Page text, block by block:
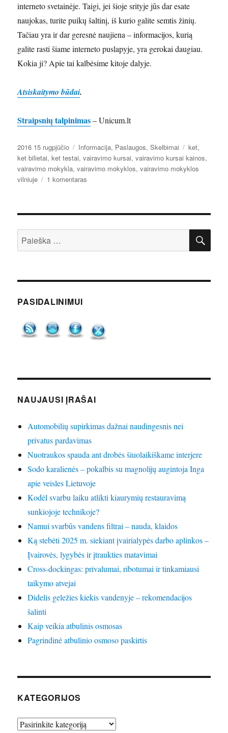
interneto svetainėje. Taigi, jei šioje srityje jūs dar esate
naujokas, turite puikų šaltinį, iš kurio galite semtis žinių.
Tačiau yra ir dar geresnė naujiena – informacijos, kurią
galite rasti šiame interneto puslapyje, yra gerokai daugiau.
Kokia ji? Apie tai kalbėsime kitoje dalyje.
Atsiskaitymo būdai.
Straipsnių talpinimas– Unicum.lt
Paskelbta
2016 15 rugpjūčio Kategorijos
Informacija, Paslaugos,Skelbimai Žymos
ket,
ket bilietai,ket testai,vairavimo kursai,vairavimo kursai kainos,
vairavimo mokykla,vairavimo mokyklos,vairavimo mokyklos
vilniuje
1 komentaras
apie
mokyklą
Ieškoti:
PASIDALINIMUI
NAUJAUSI ĮRAŠAI
Automobilių supirkimas dažnai naudingesnis nei
privatus pardavimas
Nuotraukos spauda ant drobės šiuolaikiškame interjere
Sodo karalienės – pokalbis su magnolijų augintoja Inga
apie veisles Lietuvoje
Kodėl svarbu laiku atlikti kiaurymių restauravimą
sunkiojoje technikoje?
Namui svarbūs vandens filtrai – nauda, klaidos
Ką stebėti 2025 m. siekiant įvairialypės darbo aplinkos –
Įvairovės, lygybės ir įtraukties matavimai
Cross-dockingas: privalumai, ribotumai ir tinkamiausi
taikymo atvejai
Didelis geležies kiekis vandenyje – rekomendacijos
šalinti
Kaip veikia atbulinis osmosas
Pagrindinė atbulinio osmoso paskirtis
KATEGORIJOS
Kategorijos